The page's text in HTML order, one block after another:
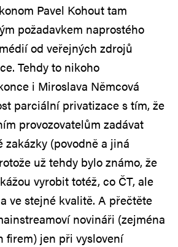
Pavel Kohout tam
požadavkem naprostého
od veřejných zdrojů
Tehdy to nikoho
i Miroslava Němcová
parciální privatizace s tím, že
provozovatelům zadávat
zakázky (povodně a jiná
už tehdy bylo známo, že
vyrobit totéž, co ČT, ale
ve stejné kvalitě. A přečtěte
novináři (zejména
firem) jen při vyslovení